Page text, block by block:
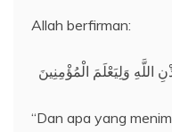
Allah berfirman:
اللَّهِ وَلِيَعْلَمَ الْمُؤْمِنِينَ
“Dan apa yang